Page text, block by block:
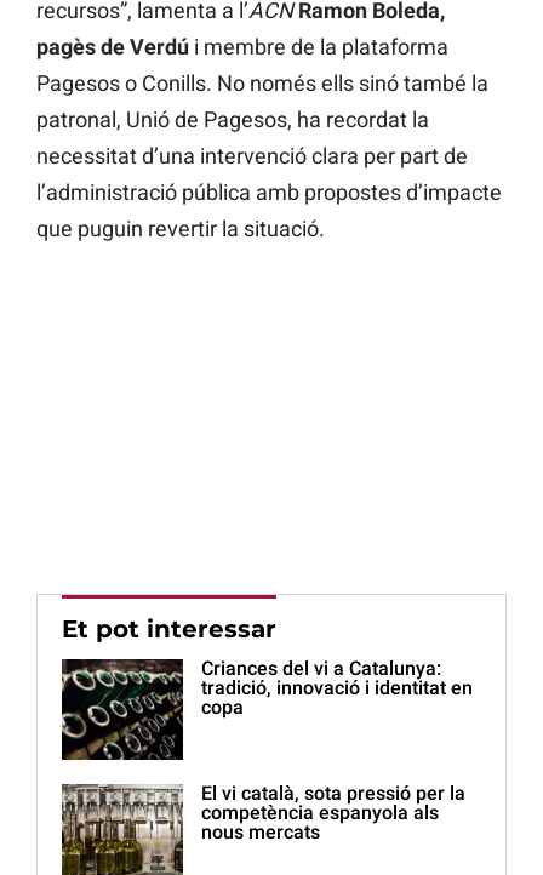
recursos”, lamenta a l’ACN Ramon Boleda,
pagès de Verdú i membre de la plataforma
Pagesos o Conills. No només ells sinó també la
patronal, Unió de Pagesos, ha recordat la
necessitat d’una intervenció clara per part de
l’administració pública amb propostes d’impacte
que puguin revertir la situació.
Et pot interessar
Criances del vi a Catalunya:
tradició, innovació i identitat en
copa
El vi català, sota pressió per la
competència espanyola als
nous mercats